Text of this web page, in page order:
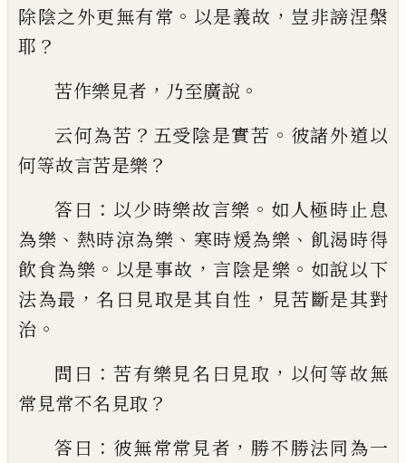
除陰之外更無有常 。 以是義故 ， 豈非謗涅槃
耶 ？
苦作樂見者 ， 乃至廣說 。
云何為苦 ？ 五受陰是實苦 。 彼諸外道以
何等故言苦是樂 ？
答 曰 ： 以少時樂故言樂 。 如人極時止息
為樂 、 熱時涼為樂 、 寒時煖為樂 、 飢渴時得
飲食為樂 。 以是事故 ， 言陰是樂 。 如說以下
法為最 ，名曰 見取是其自性 ， 見苦斷是其對
治 。
問曰 ：苦有樂見名曰見取 ， 以何等故無
常見常不名見取 ？
答曰 ： 彼無常常見者 ， 勝不勝法同為一